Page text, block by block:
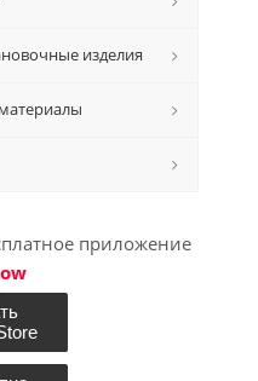
изделия
приложение